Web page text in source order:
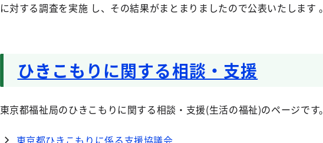
に対する調査を実施 し、その結果がまとまりましたので公表いたします 。
ひきこもりに関する相談・支援
東京都福祉局のひきこもりに関する相談・支援(生活の福祉)のページです。
東京都ひきこもりに係る支援協議会